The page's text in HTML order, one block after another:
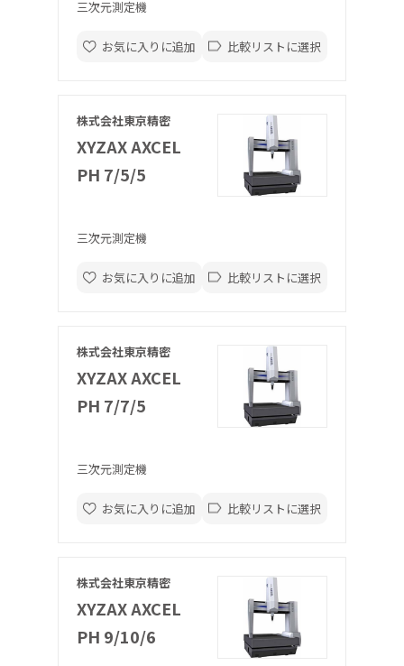
三次元測定機
お気に入りに追加 比較リストに選択
株式会社東京精密
XYZAX AXCEL
PH 7/5/5
三次元測定機
お気に入りに追加 比較リストに選択
株式会社東京精密
XYZAX AXCEL
PH 7/7/5
三次元測定機
お気に入りに追加 比較リストに選択
株式会社東京精密
XYZAX AXCEL
PH 9/10/6